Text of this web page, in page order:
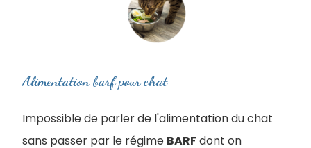
Alimentation barf pour chat
Impossible de parler de l'alimentation du chat
sans passer par le régime BARFdont on